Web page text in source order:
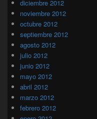
diciembre 2012
noviembre 2012
octubre 2012
septiembre 2012
agosto 2012
julio 2012
junio 2012
mayo 2012
abril 2012
marzo 2012
febrero 2012